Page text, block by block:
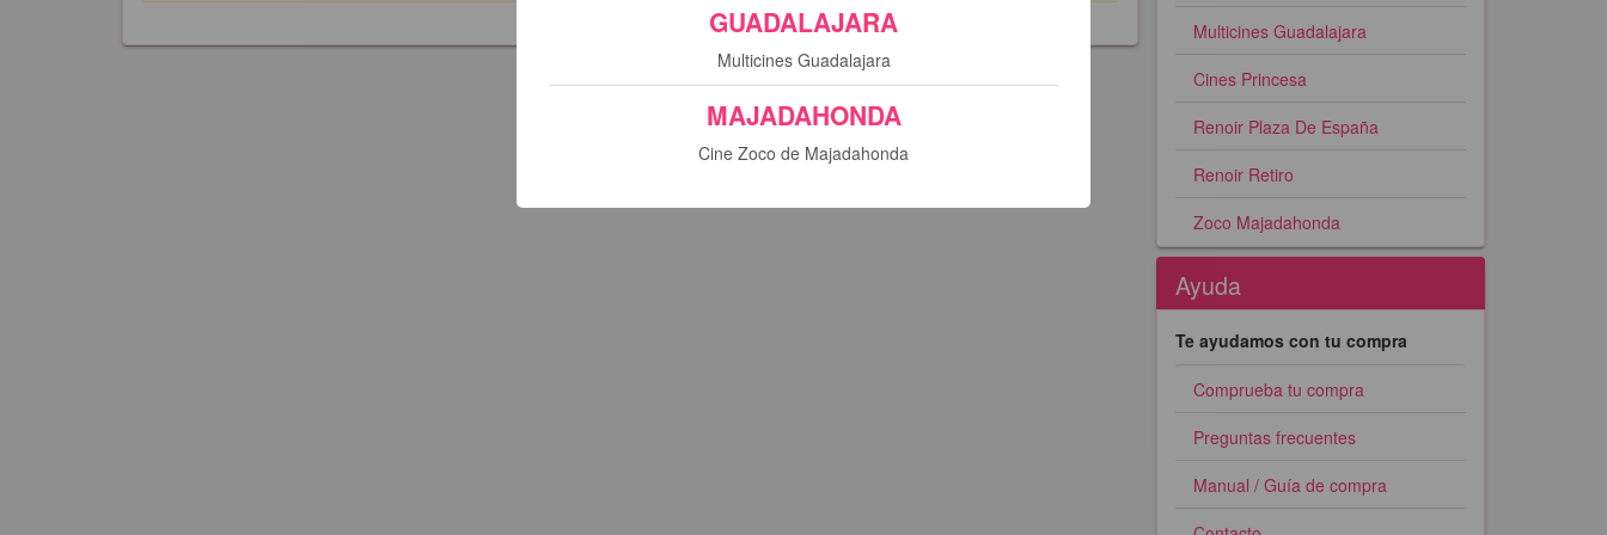
Multicines Guadalajara
Cines Princesa
Renoir Plaza De España
Renoir Retiro
Zoco Majadahonda
Ayuda
Te ayudamos con tu compra
Comprueba tu compra
Preguntas frecuentes
Manual / Guía de compra
GUADALAJARA
Multicines Guadalajara
MAJADAHONDA
Cine Zoco de Majadahonda